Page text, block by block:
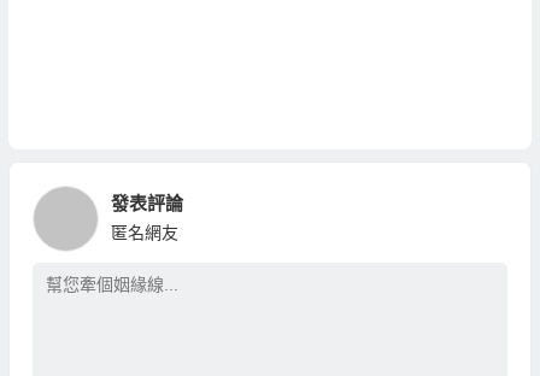
發表評論
匿名網友